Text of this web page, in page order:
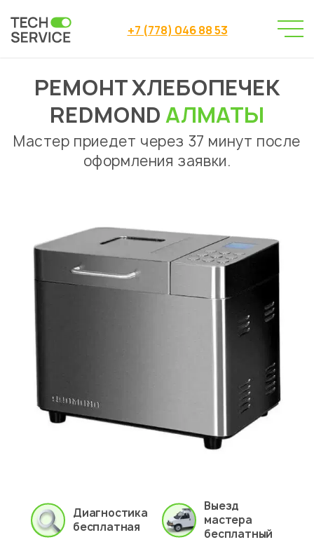
+7 (778) 046 88 53
Сервисный центр → Ремонт хлебопечек
Ремонт хлебопечек Redmond Алматы
РЕМОНТ ХЛЕБОПЕЧЕК
REDMONDАЛМАТЫ
Мастер приедет через 37 минут после
оформления заявки.
Диагностика
бесплатная
Выезд
мастера
бесплатный